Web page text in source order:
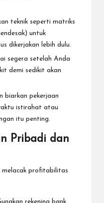
teknik seperti matriks
untuk
dikerjakan lebih dulu.
segera setelah Anda
demi sedikit akan
biarkan pekerjaan
istirahat atau
itu penting.
Pribadi dan
melacak profitabilitas
rekening bank